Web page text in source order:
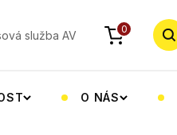
služba AV 0
O NÁS